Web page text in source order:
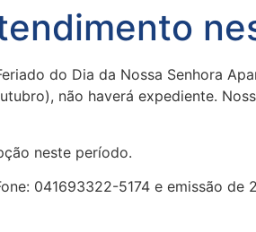
do Dia da Nossa Senhora
não haverá expediente.
neste período.
041693322-5174 e emissão de